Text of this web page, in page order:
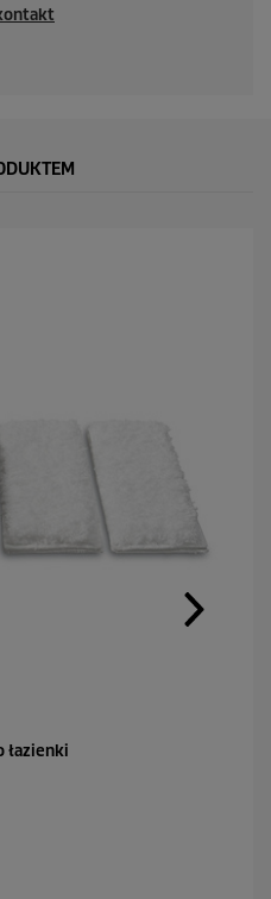
łazienki